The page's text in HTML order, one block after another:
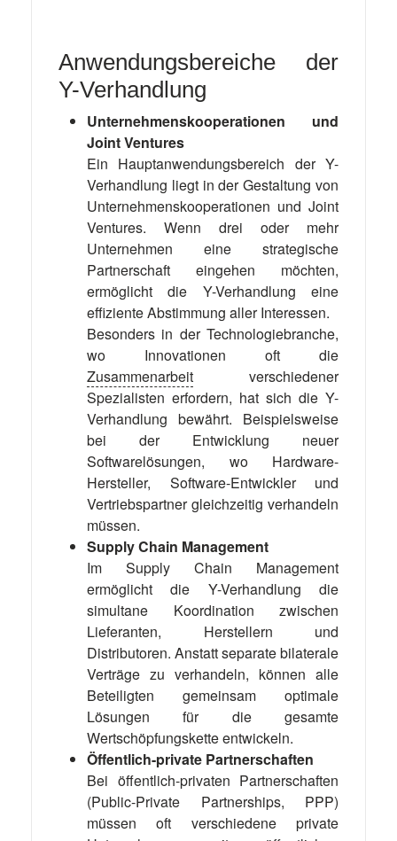
Anwendungsbereiche der
Y-Verhandlung
Unternehmenskooperationen und
Joint Ventures
Ein Hauptanwendungsbereich der Y-
Verhandlung liegt in der Gestaltung von
Unternehmenskooperationen und Joint
Ventures. Wenn drei oder mehr
Unternehmen eine strategische
Partnerschaft eingehen möchten,
ermöglicht die Y-Verhandlung eine
effiziente Abstimmung aller Interessen.
Besonders in der Technologiebranche,
wo Innovationen oft die
Zusammenarbeit verschiedener
Spezialisten erfordern, hat sich die Y-
Verhandlung bewährt. Beispielsweise
bei der Entwicklung neuer
Softwarelösungen, wo Hardware-
Hersteller, Software-Entwickler und
Vertriebspartner gleichzeitig verhandeln
müssen.
Supply Chain Management
Im Supply Chain Management
ermöglicht die Y-Verhandlung die
simultane Koordination zwischen
Lieferanten, Herstellern und
Distributoren. Anstatt separate bilaterale
Verträge zu verhandeln, können alle
Beteiligten gemeinsam optimale
Lösungen für die gesamte
Wertschöpfungskette entwickeln.
Öffentlich-private Partnerschaften
Bei öffentlich-privaten Partnerschaften
(Public-Private Partnerships, PPP)
müssen oft verschiedene private